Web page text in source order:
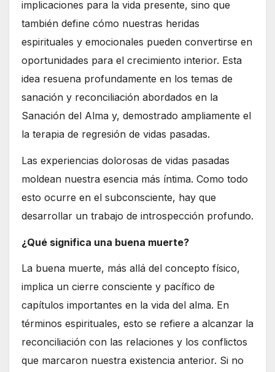
implicaciones para la vida presente, sino que
también define cómo nuestras heridas
espirituales y emocionales pueden convertirse en
oportunidades para el crecimiento interior. Esta
idea resuena profundamente en los temas de
sanación y reconciliación abordados en la
Sanación del Alma y, demostrado ampliamente el
la terapia de regresión de vidas pasadas.
Las experiencias dolorosas de vidas pasadas
moldean nuestra esencia más íntima. Como todo
esto ocurre en el subconsciente, hay que
desarrollar un trabajo de introspección profundo.
¿Qué significa una buena muerte?
La buena muerte, más allá del concepto físico,
implica un cierre consciente y pacífico de
capítulos importantes en la vida del alma. En
términos espirituales, esto se refiere a alcanzar la
reconciliación con las relaciones y los conflictos
que marcaron nuestra existencia anterior. Si no